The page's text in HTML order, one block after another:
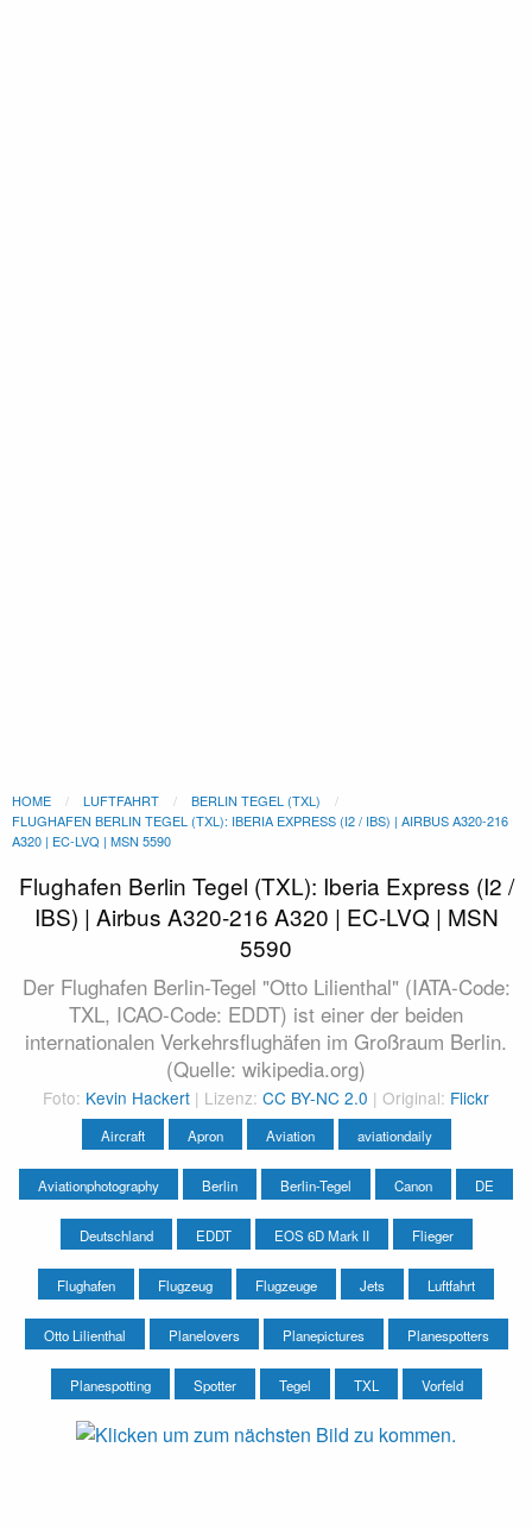
HOME LUFTFAHRT
BERLIN TEGEL (TXL)
FLUGHAFEN BERLIN TEGEL (TXL): IBERIA EXPRESS (I2 / IBS) | AIRBUS A320-216
A320 | EC-LVQ | MSN 5590
Flughafen Berlin Tegel (TXL): Iberia Express (I2 /
IBS) | Airbus A320-216 A320 | EC-LVQ | MSN
5590
Der Flughafen Berlin-Tegel "Otto Lilienthal" (IATA-Code:
TXL, ICAO-Code: EDDT) ist einer der beiden
internationalen Verkehrsflughäfen im Großraum Berlin.
(Quelle: wikipedia.org)
Foto: Kevin Hackert | Lizenz: CC BY-NC 2.0 | Original: Flickr
Aircraft Apron Aviation aviationdaily
Aviationphotography Berlin Berlin-Tegel Canon DE
Deutschland EDDT EOS 6D Mark II Flieger
Flughafen Flugzeug Flugzeuge Jets Luftfahrt
Otto Lilienthal Planelovers Planepictures Planespotters
Planespotting Spotter Tegel TXL Vorfeld